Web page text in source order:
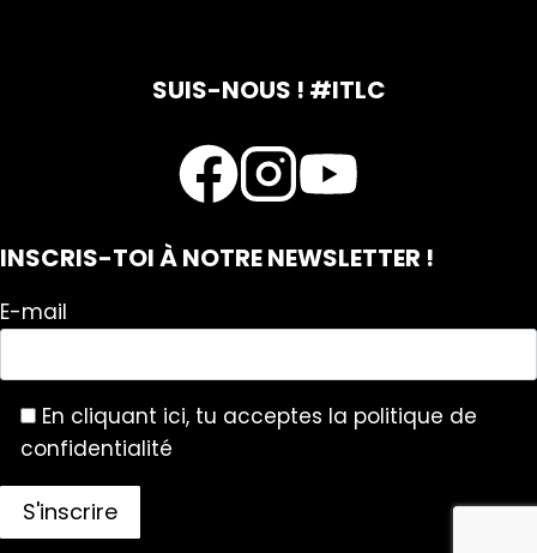
SUIS-NOUS ! #ITLC
INSCRIS-TOI À NOTRE NEWSLETTER !
E-mail
En cliquant ici, tu acceptes la politique de
confidentialité